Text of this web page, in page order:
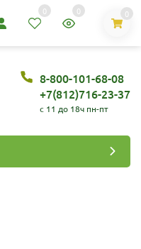
0 0 0
8-800-101-68-08
+7(812)716-23-37
c 11 до 18ч пн-пт